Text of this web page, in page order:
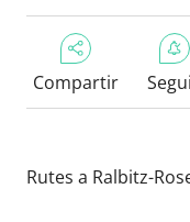
Compartir
Rutes a Ralbitz-